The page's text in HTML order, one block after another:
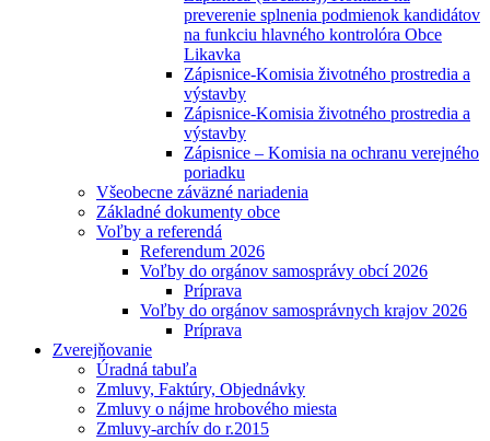
preverenie splnenia podmienok kandidátov
na funkciu hlavného kontrolóra Obce
Likavka
Zápisnice-Komisia životného prostredia a
výstavby
Zápisnice-Komisia životného prostredia a
výstavby
Zápisnice – Komisia na ochranu verejného
poriadku
Všeobecne záväzné nariadenia
Základné dokumenty obce
Voľby a referendá
Referendum 2026
Voľby do orgánov samosprávy obcí 2026
Príprava
Voľby do orgánov samosprávnych krajov 2026
Príprava
Zverejňovanie
Úradná tabuľa
Zmluvy, Faktúry, Objednávky
Zmluvy o nájme hrobového miesta
Zmluvy-archív do r.2015